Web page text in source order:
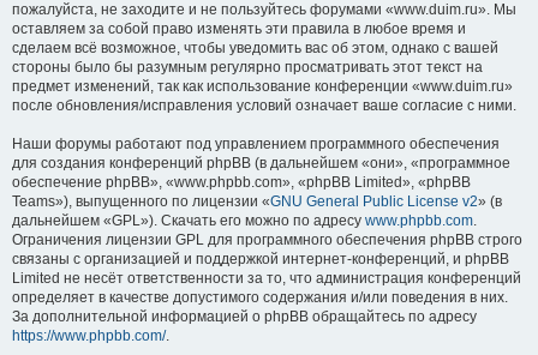
пожалуйста, не заходите и не пользуйтесь форумами «www.duim.ru». Мы
оставляем за собой право изменять эти правила в любое время и
сделаем всё возможное, чтобы уведомить вас об этом, однако с вашей
стороны было бы разумным регулярно просматривать этот текст на
предмет изменений, так как использование конференции «www.duim.ru»
после обновления/исправления условий означает ваше согласие с ними.
Наши форумы работают под управлением программного обеспечения
для создания конференций phpBB (в дальнейшем «они», «программное
обеспечение phpBB», «www.phpbb.com», «phpBB Limited», «phpBB
Teams»), выпущенного по лицензии «GNU General Public License v2» (в
дальнейшем «GPL»). Скачать его можно по адресу www.phpbb.com.
Ограничения лицензии GPL для программного обеспечения phpBB строго
связаны с организацией и поддержкой интернет-конференций, и phpBB
Limited не несёт ответственности за то, что администрация конференций
определяет в качестве допустимого содержания и/или поведения в них.
За дополнительной информацией о phpBB обращайтесь по адресу
https://www.phpbb.com/.